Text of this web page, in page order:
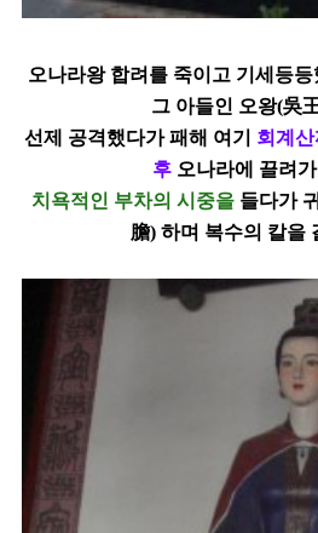
오나라왕 합려를 죽이고 기세등등
그 아들인 오왕(吳
선제 공격했다가 패해 여기 회계
후 오나라에 끌려가
치욕적인 부차의 시중을 들다가
膽) 하며 복수의 칼을